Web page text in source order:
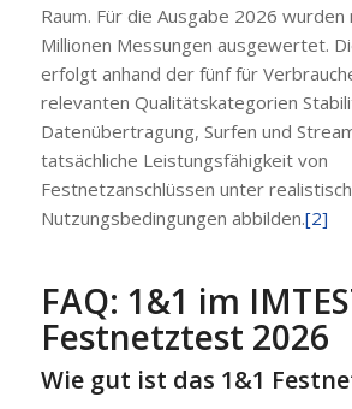
Raum. Für die Ausgabe 2026 wurden
Millionen Messungen ausgewertet.
erfolgt anhand der fünf für
relevanten Qualitätskategorien
Datenübertragung, Surfen und
tatsächliche Leistungsfähigkeit von
Festnetzanschlüssen unter
Nutzungsbedingungen abbilden.[2]
FAQ: 1&1 im
Festnetztest 2026
Wie gut ist das 1&1